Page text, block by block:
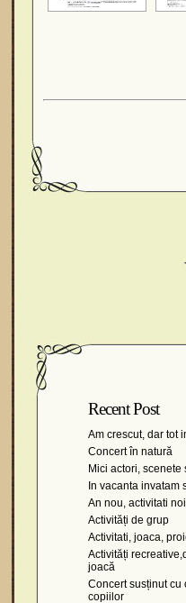
Recent Post
Am crescut, dar tot
Concert în natură
Mici actori, scenete
In vacanta invatam
An nou, activitati noi
Activități de grup
Activitati, joaca,
Activități
joacă
Concert susținut cu
copiilor